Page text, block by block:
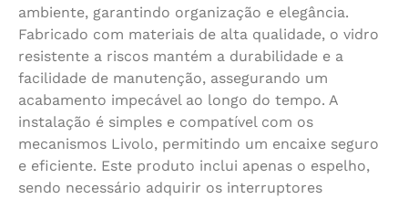
ambiente, garantindo organização e elegância.
Fabricado com materiais de alta qualidade, o vidro
resistente a riscos mantém a durabilidade e a
facilidade de manutenção, assegurando um
acabamento impecável ao longo do tempo. A
instalação é simples e compatível com os
mecanismos Livolo, permitindo um encaixe seguro
e eficiente. Este produto inclui apenas o espelho,
sendo necessário adquirir os interruptores